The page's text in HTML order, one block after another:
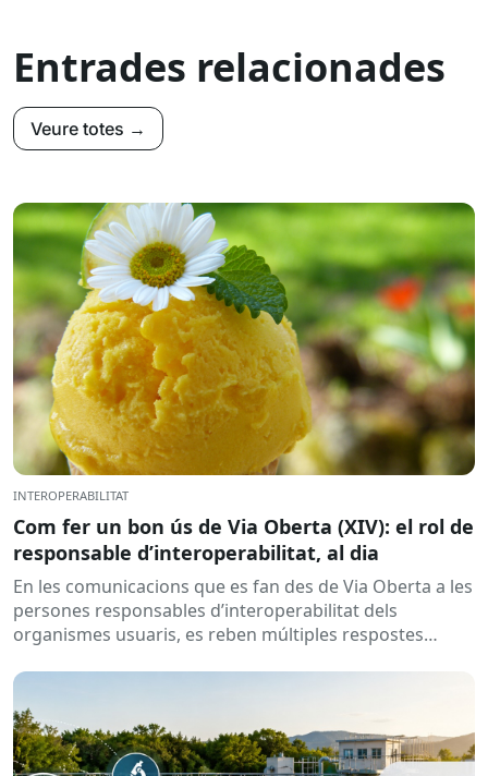
Entrades relacionades
Veure totes →
INTEROPERABILITAT
Com fer un bon ús de Via Oberta (XIV): el rol de
responsable d’interoperabilitat, al dia
En les comunicacions que es fan des de Via Oberta a les
persones responsables d’interoperabilitat dels
organismes usuaris, es reben múltiples respostes